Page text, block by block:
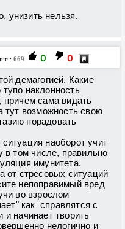
унизить нельзя.
: 669 0 0
демагогией. Какие
наклонность
сама видать
тут возможность свою
порадовать
наоборот учит
в том числе, правильно
имунитета.
от стресовых ситуаций
непоправимый вред
во взрослом
как справлятся с
и начинает творить
нелогично и